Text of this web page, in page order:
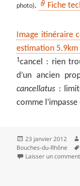
photo). Fiche
Image itinéraire
estimation 5.9km
1cancel : rien
d’un ancien
cancellatus :
comme
Publié
le
23 janvier 2012
Bouches-du-Rhône
Laisser un